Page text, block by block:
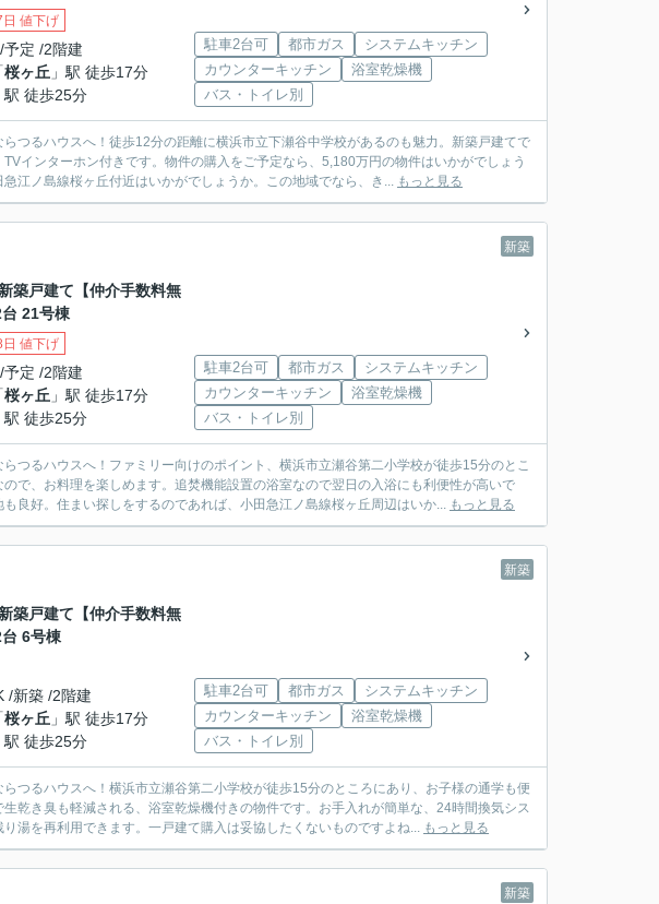
値下げ
定 /2階建
桜ヶ丘 」駅 徒歩17分
駅 徒歩25分
駐車2台可 都市ガス
システムキッチン
カウンターキッチン
浴室乾燥機
バス・トイレ別
つるハウスへ！徒歩12分の距離に横浜市立下瀬谷中学校があるのも魅力。新築戸建てで
インターホン付きです。物件の購入をご予定なら、5,180万円の物件はいかがでしょう
江ノ島線桜ヶ丘付近はいかがでしょうか。この地域でなら、き... もっと見る
新築
築戸建て【仲介手数料無
21号棟
値下げ
定 /2階建
桜ヶ丘 」駅 徒歩17分
駅 徒歩25分
駐車2台可 都市ガス
システムキッチン
カウンターキッチン
浴室乾燥機
バス・トイレ別
つるハウスへ！ファミリー向けのポイント、横浜市立瀬谷第二小学校が徒歩15分のとこ
で、お料理を楽しめます。追焚機能設置の浴室なので翌日の入浴にも利便性が高いで
良好。住まい探しをするのであれば、小田急江ノ島線桜ヶ丘周辺はいか... もっと見る
新築
築戸建て【仲介手数料無
6号棟
/新築 /2階建
桜ヶ丘 」駅 徒歩17分
駅 徒歩25分
駐車2台可 都市ガス
システムキッチン
カウンターキッチン
浴室乾燥機
バス・トイレ別
つるハウスへ！横浜市立瀬谷第二小学校が徒歩15分のところにあり、お子様の通学も便
乾き臭も軽減される、浴室乾燥機付きの物件です。お手入れが簡単な、24時間換気シス
湯を再利用できます。一戸建て購入は妥協したくないものですよね... もっと見る
新築